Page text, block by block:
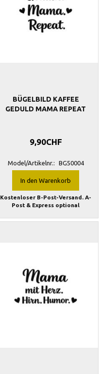
BÜGELBILD KAFFEE
GEDULD MAMA REPEAT
9,90CHF
Model/Artikelnr.: BG50004
In den Warenkorb
Kostenloser B-Post-Versand. A-
Post & Express optional